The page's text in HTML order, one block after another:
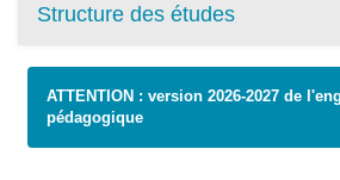
Structure des études
ATTENTION : version 2026-2027 de
pédagogique